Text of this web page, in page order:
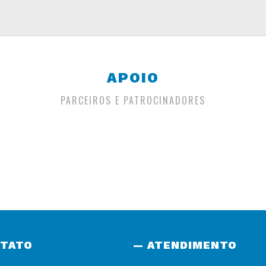
APOIO
PARCEIROS E PATROCINADORES
— ATENDIMENTO